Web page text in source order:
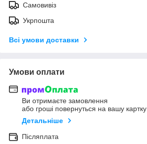
Самовивіз
Укрпошта
Всі умови доставки
Умови оплати
Ви отримаєте замовлення
або гроші повернуться на вашу картку
Детальніше
Післяплата